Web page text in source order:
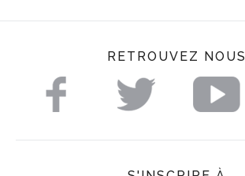
RETROUVEZ NOUS